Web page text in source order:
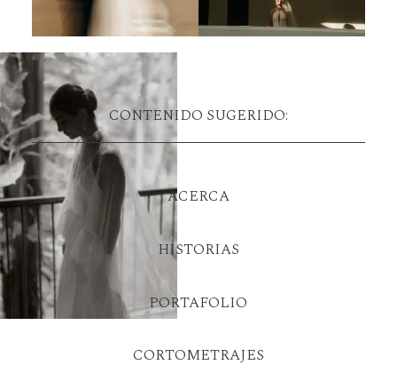
CONTENIDO SUGERIDO:
ACERCA
HISTORIAS
PORTAFOLIO
CORTOMETRAJES